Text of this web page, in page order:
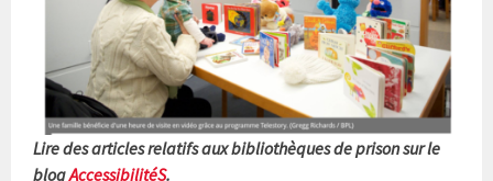
Lire des articles relatifs aux bibliothèques de prison sur le
blogAccessibilitéS.